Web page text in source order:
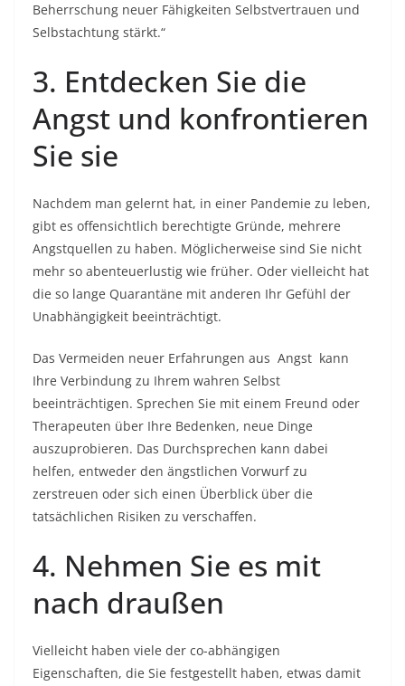
Beherrschung neuer Fähigkeiten Selbstvertrauen und
Selbstachtung stärkt.“
3. Entdecken Sie die
Angst und konfrontieren
Sie sie
Nachdem man gelernt hat, in einer Pandemie zu leben,
gibt es offensichtlich berechtigte Gründe, mehrere
Angstquellen zu haben. Möglicherweise sind Sie nicht
mehr so ​​abenteuerlustig wie früher. Oder vielleicht hat
die so lange Quarantäne mit anderen Ihr Gefühl der
Unabhängigkeit beeinträchtigt.
Das Vermeiden neuer Erfahrungen aus Angst kann
Ihre Verbindung zu Ihrem wahren Selbst
beeinträchtigen. Sprechen Sie mit einem Freund oder
Therapeuten über Ihre Bedenken, neue Dinge
auszuprobieren. Das Durchsprechen kann dabei
helfen, entweder den ängstlichen Vorwurf zu
zerstreuen oder sich einen Überblick über die
tatsächlichen Risiken zu verschaffen.
4. Nehmen Sie es mit
nach draußen
Vielleicht haben viele der co-abhängigen
Eigenschaften, die Sie festgestellt haben, etwas damit